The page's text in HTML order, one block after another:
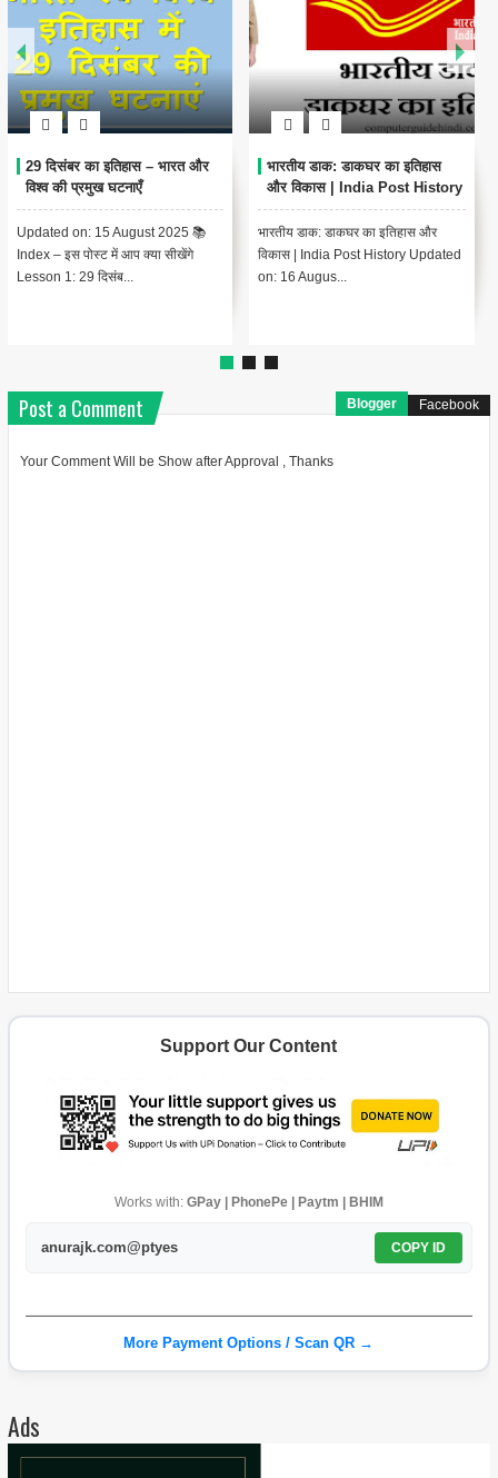
प्रजामण्डल आन्दोलन: भारतीय
स्वतंत्रता संग्राम की महत्वपूर्ण कड़ी
भारतीय स्वतंत्रता संग्राम के इतिहास में
प्रजामण्डल आन्दोलन का एक विशिष्ट स्थान
है। यह आन्दोलन भारतीय...
खेड़ा सत्याग्रह- एक किसान आन्दोलन
1918
खेड़ा सत्याग्रह क्या है ? चंपारण के किसान
आन्दोलन के बाद खेड़ा (गुजरात) में भी 1918
ई. में एक किसान आ...
Post a Comment Blogger Facebook
Your Comment Will be Show after Approval , Thanks
Support Our Content
Works with: GPay | PhonePe | Paytm | BHIM
anurajk.com@ptyes COPY ID
More Payment Options / Scan QR →
Ads